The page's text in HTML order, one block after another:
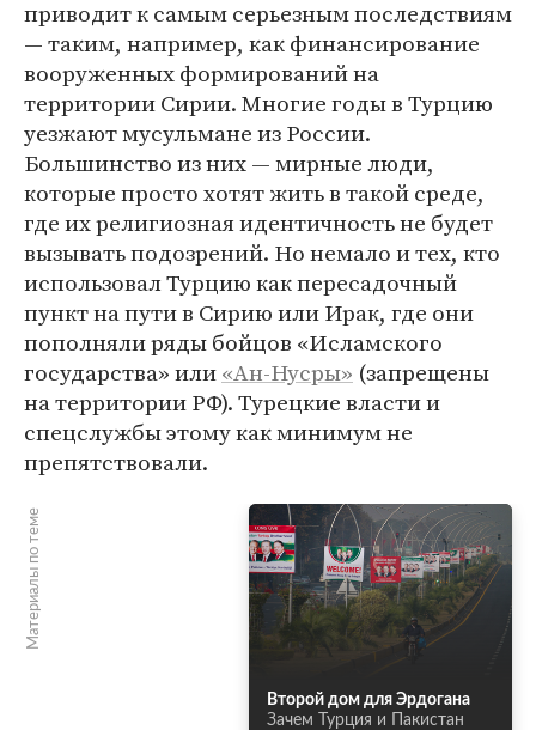
приводит к самым серьезным последствиям
— таким, например, как финансирование
вооруженных формирований на
территории Сирии. Многие годы в Турцию
уезжают мусульмане из России.
Большинство из них — мирные люди,
которые просто хотят жить в такой среде,
где их религиозная идентичность не будет
вызывать подозрений. Но немало и тех, кто
использовал Турцию как пересадочный
пункт на пути в Сирию или Ирак, где они
пополняли ряды бойцов «Исламского
государства» или«Ан-Нусры» (запрещены
на территории РФ). Турецкие власти и
спецслужбы этому как минимум не
препятствовали.
Материалы по теме
Второй дом для Эрдогана
Зачем Турция и Пакистан